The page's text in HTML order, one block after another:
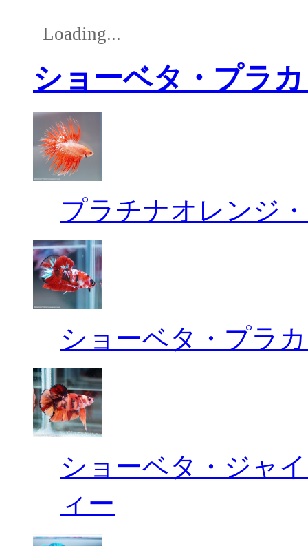
Loading...
ショーベタ・プラ
プラチナオレンジ
ショーベタ・プラ
ショーベタ・ジャ
ィー